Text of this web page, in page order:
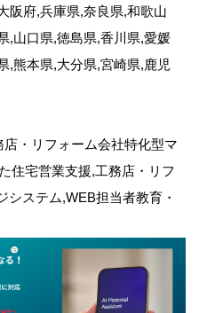
阪府,兵庫県,奈良県,和歌山
,山口県,徳島県,香川県,愛媛
,熊本県,大分県,宮崎県,鹿児
・リフォーム会社特化型マ
住宅営業支援,工務店・リフ
システム,WEB担当者教育・